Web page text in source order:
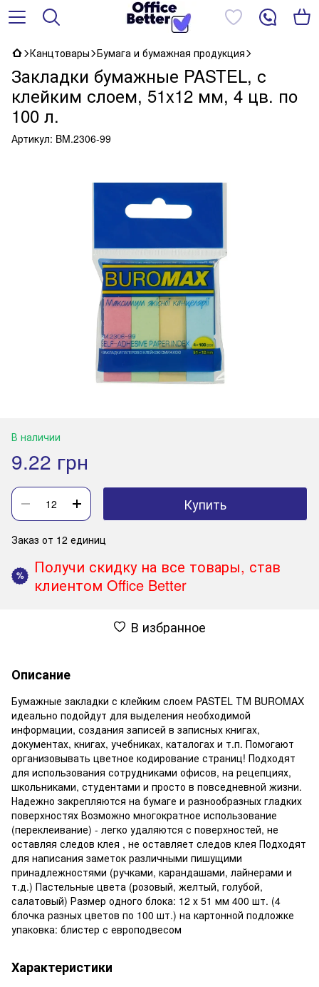
Канцтовары Бумага и бумажная продукция
Закладки бумажные PASTEL, с
клейким слоем, 51x12 мм, 4 цв. по
100 л.
Артикул: BM.2306-99
В наличии
9.22 грн
Купить
Заказ от 12 единиц
%
Получи скидку на все товары, став
клиентом Office Better
В избранное
Описание
Бумажные закладки с клейким слоем PASTEL ТМ BUROMAX
идеально подойдут для выделения необходимой
информации, создания записей в записных книгах,
документах, книгах, учебниках, каталогах и т.п. Помогают
организовывать цветное кодирование страниц! Подходят
для использования сотрудниками офисов, на рецепциях,
школьниками, студентами и просто в повседневной жизни.
Надежно закрепляются на бумаге и разнообразных гладких
поверхностях Возможно многократное использование
(переклеивание) - легко удаляются с поверхностей, не
оставляя следов клея , не оставляет следов клея Подходят
для написания заметок различными пишущими
принадлежностями (ручками, карандашами, лайнерами и
т.д.) Пастельные цвета (розовый, желтый, голубой,
салатовый) Размер одного блока: 12 х 51 мм 400 шт. (4
блочка разных цветов по 100 шт.) на картонной подложке
упаковка: блистер с европодвесом
Характеристики